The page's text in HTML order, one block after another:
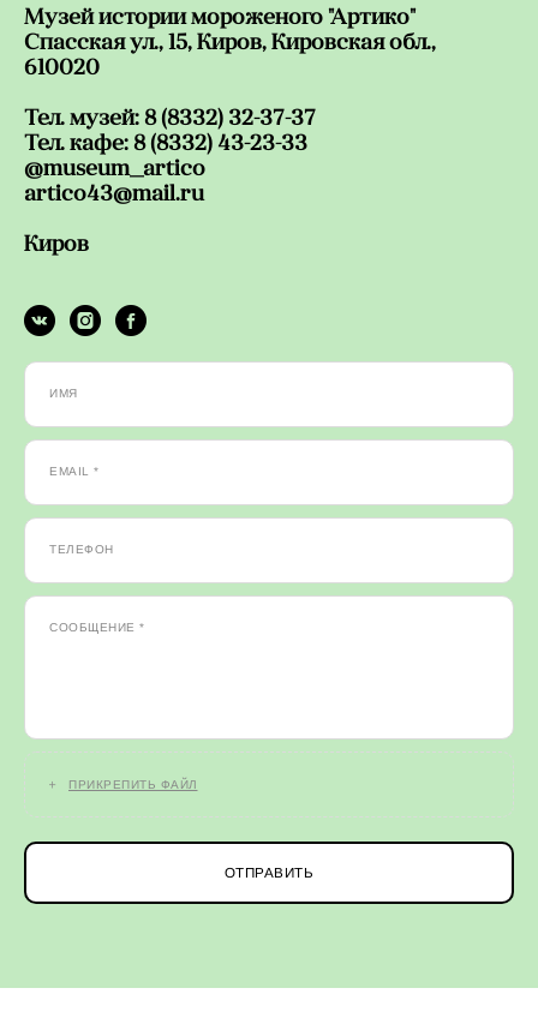
Музей истории мороженого "Артико"
Спасская ул., 15, Киров, Кировская обл.,
610020
Тел. музей: 8 (8332) 32-37-37
Тел. кафе: 8 (8332) 43-23-33
@museum_artico
artico43@mail.ru
Киров
ИМЯ
EMAIL *
ТЕЛЕФОН
СООБЩЕНИЕ *
ПРИКРЕПИТЬ ФАЙЛ
ОТПРАВИТЬ